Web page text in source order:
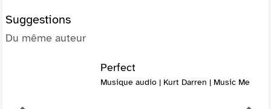
Suggestions
Du même auteur
Perfect
Musique audio | Kurt Darren | Music Me